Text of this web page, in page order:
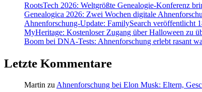
RootsTech 2026: Weltgrößte Genealogie-Konferenz
Genealogica 2026: Zwei Wochen digitale
Ahnenforschung-Update: FamilySearch veröffentlicht
MyHeritage: Kostenloser Zugang über Halloween zu
Boom bei DNA-Tests: Ahnenforschung erlebt rasant
Letzte Kommentare
Martin zuAhnenforschung bei Elon Musk: Eltern,